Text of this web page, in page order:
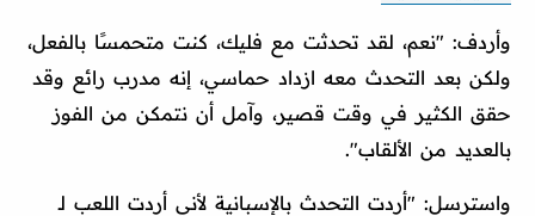
وأردف: "نعم، لقد تحدثت مع فليك، كنت متحمسًا بالفعل،
ولكن بعد التحدث معه ازداد حماسي، إنه مدرب رائع وقد
حقق الكثير في وقت قصير، وآمل أن نتمكن من الفوز
بالعديد من الألقاب".
واسترسل: "أردت التحدث بالإسبانية لأني أردت اللعب لـ